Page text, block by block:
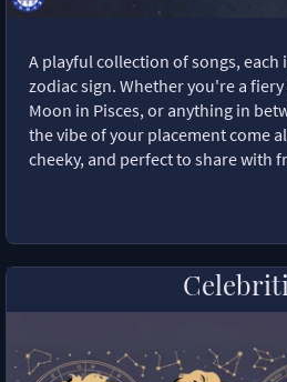
A playful collection of songs, each
zodiac sign. Whether you're a
Moon in Pisces, or anything in
the vibe of your placement come
cheeky, and perfect to share with